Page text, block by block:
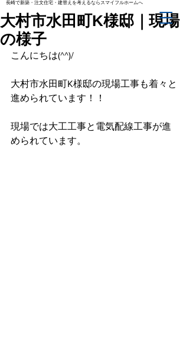
長崎で新築・注文住宅・建替えを考えるならスマイフルホームへ
大村市水田町K様邸｜現場
の様子
こんにちは(^^)/
大村市水田町K様邸の現場工事も着々と
進められています！！
現場では大工工事と電気配線工事が進
められています。